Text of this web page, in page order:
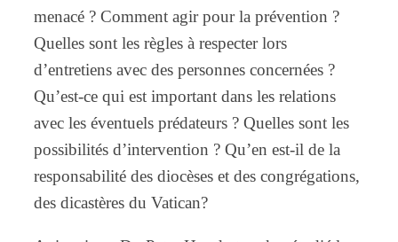
menacé ? Comment agir pour la prévention ?
Quelles sont les règles à respecter lors
d’entretiens avec des personnes concernées ?
Qu’est-ce qui est important dans les relations
avec les éventuels prédateurs ? Quelles sont les
possibilités d’intervention ? Qu’en est-il de la
responsabilité des diocèses et des congrégations,
des dicastères du Vatican?